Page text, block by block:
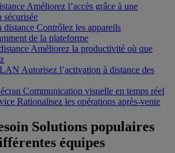
Améliorez l’accès grâce à une
sécurisée
distance Contrôlez les appareils
de la plateforme
Améliorez la productivité où que
Autorisez l’activation à distance des
Communication visuelle en temps réel
Rationalisez les opérations après-vente
Solutions populaires
équipes